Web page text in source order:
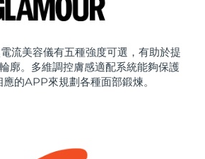
流美容儀有五種強度可選，有助於提
廓。多維調控膚感適配系統能夠保護
的APP來規劃各種面部鍛煉。